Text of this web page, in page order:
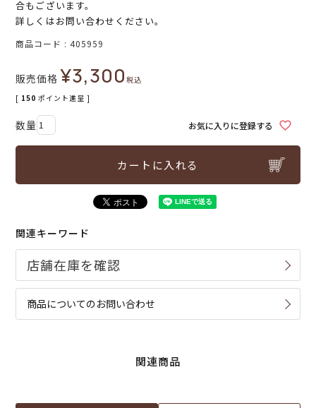
合もございます。
詳しくはお問い合わせください。
商品コード 405959
販売価格 ¥3,300税込
[ 150 ポイント進呈 ]
お気に入りに登録する
カートに入れる
関連キーワード
商品についてのお問い合わせ
関連商品